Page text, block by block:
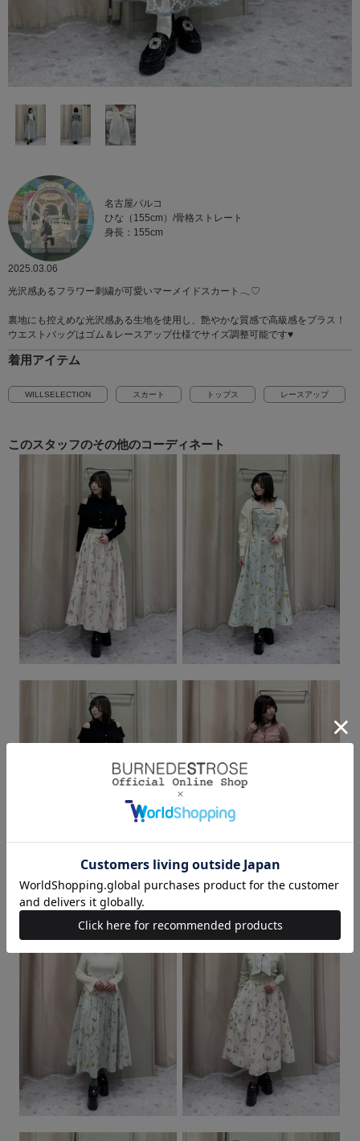
名古屋パルコ
ひな（155cm）/骨格ストレート
身長：155cm
2025.03.06
光沢感あるフラワー刺繍が可愛いマーメイドスカート𓂃♡
裏地にも控えめな光沢感ある生地を使用し、艶やかな質感で高級感をプラス！
ウエストバッグはゴム＆レースアップ仕様でサイズ調整可能です♥
着用アイテム
WILLSELECTION スカート トップス レースアップ
このスタッフのその他のコーディネート